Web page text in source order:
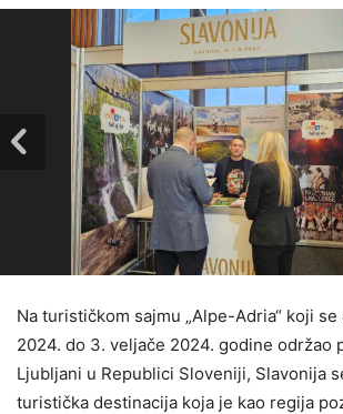
Na turističkom sajmu „Alpe-Adria“ koji
2024. do 3. veljače 2024. godine održao
Ljubljani u Republici Sloveniji, Slavonija
turistička destinacija koja je kao regija